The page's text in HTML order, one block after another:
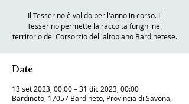
Il Tesserino è valido per l'anno in corso. Il
Tesserino permette la raccolta funghi nel
territorio del Corsorzio dell'altopiano Bardinetese.
Date
13 set 2023, 00:00 – 31 dic 2023, 00:00
Bardineto, 17057 Bardineto, Provincia di Savona,